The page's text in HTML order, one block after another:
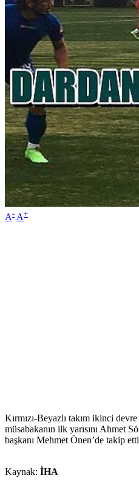
A- A+
Kırmızı-Beyazlı takım ikinci
müsabakanın ilk yarısını Ahmet
başkanı Mehmet Önen’de takip
Kaynak: İHA